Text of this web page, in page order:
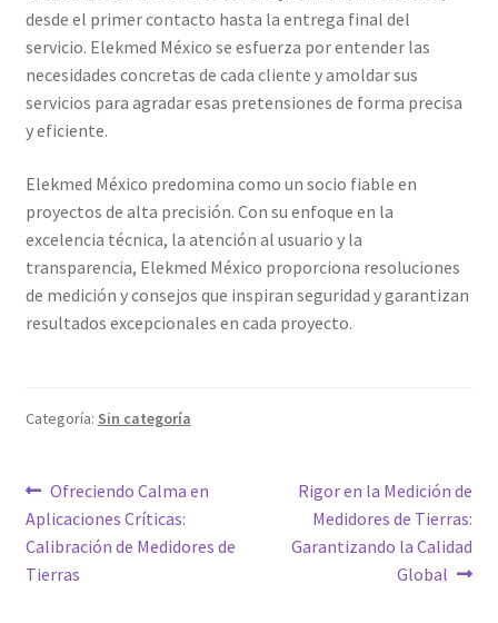
Tienda
Trayectoria de Elekmed México
desde el primer contacto hasta la entrega final del
servicio. Elekmed México se esfuerza por entender las
necesidades concretas de cada cliente y amoldar sus
servicios para agradar esas pretensiones de forma precisa
y eficiente.
Elekmed México predomina como un socio fiable en
proyectos de alta precisión. Con su enfoque en la
excelencia técnica, la atención al usuario y la
transparencia, Elekmed México proporciona resoluciones
de medición y consejos que inspiran seguridad y garantizan
resultados excepcionales en cada proyecto.
Categoría: Sin categoría
Navegación
de
entradas
Entrada
anterior:
Ofreciendo Calma en
Aplicaciones Críticas:
Calibración de Medidores de
Tierras
Siguiente
entrada:
Rigor en la Medición de
Medidores de Tierras:
Garantizando la Calidad
Global